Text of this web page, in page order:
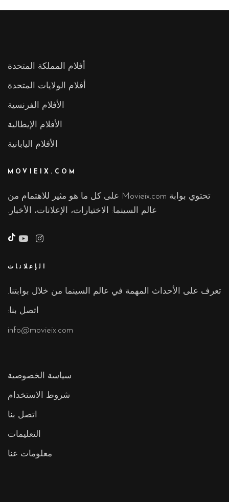
أفلام المملكة المتحدة
أفلام الولايات المتحدة
الأفلام الفرنسية
الأفلام الإيطالية
الأفلام اليابانية
MOVIEIX.COM
تحتوي بوابة Movieix.com على كل ما هو مثير للاهتمام من
عالم السينما: الاختيارات، الإعلانات، الأخبار.
الإعلانات
تعرف على الأحداث المهمة في عالم السينما من خلال بوابتنا.
اتصل بنا:
info@movieix.com
سياسة الخصوصية
شروط الاستخدام
اتصل بنا
التعليمات
معلومات عنا